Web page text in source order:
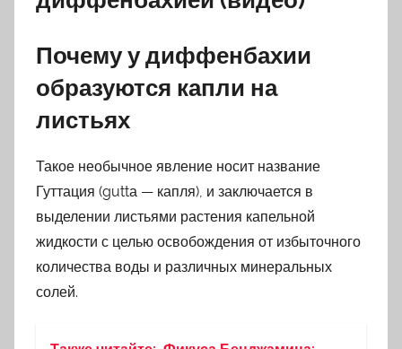
Почему у диффенбахии
образуются капли на
листьях
Такое необычное явление носит название
Гуттация (guttа — капля), и заключается в
выделении листьями растения капельной
жидкости с целью освобождения от избыточного
количества воды и различных минеральных
солей.